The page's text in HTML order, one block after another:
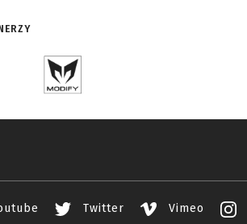
Twitter Vimeo